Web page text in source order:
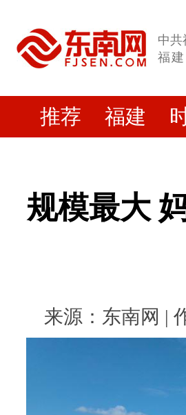
中共
福
推荐 福建
规模最大
来源：东南网 |